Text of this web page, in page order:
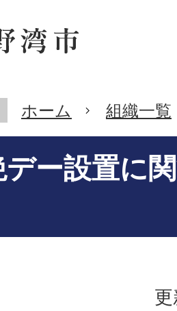
ホーム 組織一覧
ー設置に